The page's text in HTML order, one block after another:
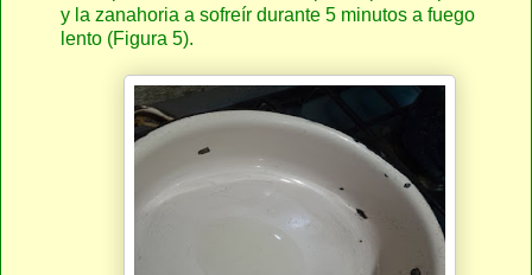
y la zanahoria a sofreír durante 5 minutos a fuego
lento (Figura 5).